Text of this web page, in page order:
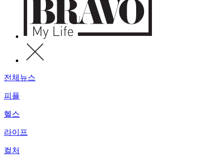
전체뉴스
피플
헬스
라이프
컬처